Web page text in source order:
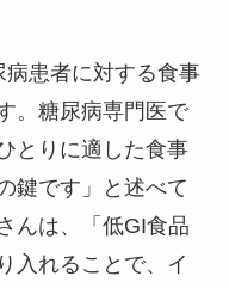
患者に対する食事
。糖尿病専門医で
とりに適した食事
鍵です」と述べて
んは、「低GI食品
入れることで、イ